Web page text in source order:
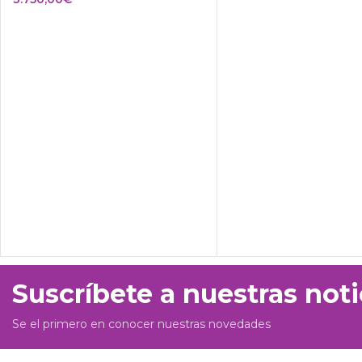
Suscríbete a nuestras
Se el primero en conocer nuestras novedades